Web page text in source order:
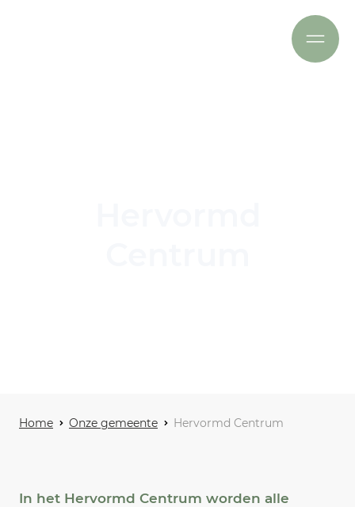
Home Onze gemeente Hervormd Centrum
In het Hervormd Centrum worden alle